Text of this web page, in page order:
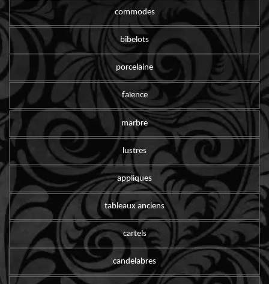
commodes
bibelots
porcelaine
faïence
marbre
lustres
appliques
tableaux anciens
cartels
candelabres